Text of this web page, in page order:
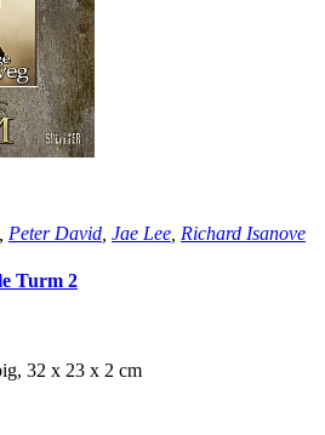
Peter David Jae Lee Richard Isanove
Turm 2
32 x 23 x 2 cm